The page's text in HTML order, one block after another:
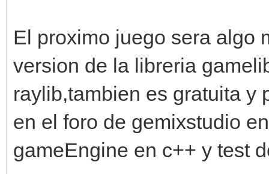
El proximo juego sera algo
version de la libreria
raylib,tambien es gratuita y
en el foro de gemixstudio
gameEngine en c++ y test